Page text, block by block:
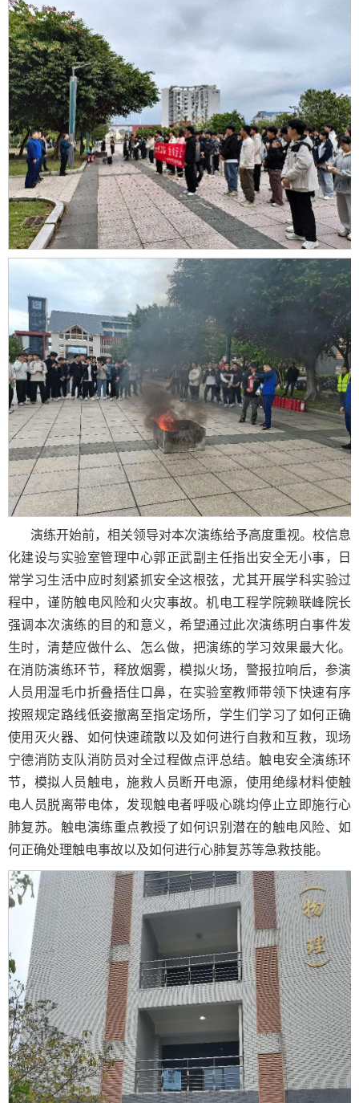
演练开始前，相关领导对本次演练给予高度重视。校信息
化建设与实验室管理中心郭正武副主任指出安全无小事，日
常学习生活中应时刻紧抓安全这根弦，尤其开展学科实验过
程中，谨防触电风险和火灾事故。机电工程学院赖联峰院长
强调本次演练的目的和意义，希望通过此次演练明白事件发
生时，清楚应做什么、怎么做，把演练的学习效果最大化。
在消防演练环节，释放烟雾，模拟火场，警报拉响后，参演
人员用湿毛巾折叠捂住口鼻，在实验室教师带领下快速有序
按照规定路线低姿撤离至指定场所，学生们学习了如何正确
使用灭火器、如何快速疏散以及如何进行自救和互救，现场
宁德消防支队消防员对全过程做点评总结。触电安全演练环
节，模拟人员触电，施救人员断开电源，使用绝缘材料使触
电人员脱离带电体，发现触电者呼吸心跳均停止立即施行心
肺复苏。触电演练重点教授了如何识别潜在的触电风险、如
何正确处理触电事故以及如何进行心肺复苏等急救技能。